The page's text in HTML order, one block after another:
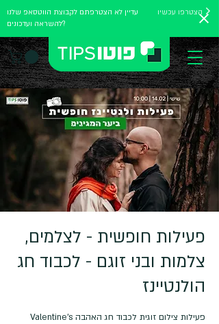
עדיין לא הצטרפתם לקבוצת הווטסאפ שלנו
להשראה ועדכונים?
פעילות חופשית - לצלמים,
צלמות ובני זוגם - לכבוד חג
הולנטיינז
פעילות צילום זוגית לכבוד חג האהבה Valentine's